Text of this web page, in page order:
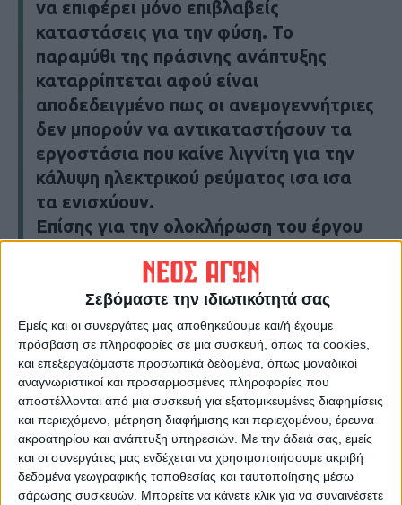
Σεβόμαστε την ιδιωτικότητά σας
Εμείς και οι συνεργάτες μας αποθηκεύουμε και/ή έχουμε
πρόσβαση σε πληροφορίες σε μια συσκευή, όπως τα cookies,
και επεξεργαζόμαστε προσωπικά δεδομένα, όπως μοναδικοί
αναγνωριστικοί και προσαρμοσμένες πληροφορίες που
αποστέλλονται από μια συσκευή για εξατομικευμένες διαφημίσεις
και περιεχόμενο, μέτρηση διαφήμισης και περιεχομένου, έρευνα
ακροατηρίου και ανάπτυξη υπηρεσιών. Με την άδειά σας, εμείς
και οι συνεργάτες μας ενδέχεται να χρησιμοποιήσουμε ακριβή
δεδομένα γεωγραφικής τοποθεσίας και ταυτοποίησης μέσω
σάρωσης συσκευών. Μπορείτε να κάνετε κλικ για να συναινέσετε
να επιφέρει μόνο επιβλαβείς
καταστάσεις για την φύση. Το
παραμύθι της πράσινης ανάπτυξης
καταρρίπτεται αφού είναι
αποδεδειγμένο πως οι ανεμογεννήτριες
δεν μπορούν να αντικαταστήσουν τα
εργοστάσια που καίνε λιγνίτη για την
κάλυψη ηλεκτρικού ρεύματος ισα ισα
τα ενισχύουν.
Επίσης για την ολοκλήρωση του έργου
αλπικής ομορφιάς από την
εγκατάσταση αιολικών εκτρωμάτων. Η
χλωρίδα θα καταστραφεί αφού όλη η
περιοχή θα τσιμεντωθεί για την
δημιουργία κατάλληλου εδάφους για τα
έργα. Αυτό θα έχει ως αποτέλεσμα την
μετανάστευση ή ακόμη και τον θάνατο
των άγριων ζωών της περιοχής. Ακόμα,
πολλοί κτηνοτρόφοι της περιοχής θα
χάσουν την δουλεία τους αφού τα